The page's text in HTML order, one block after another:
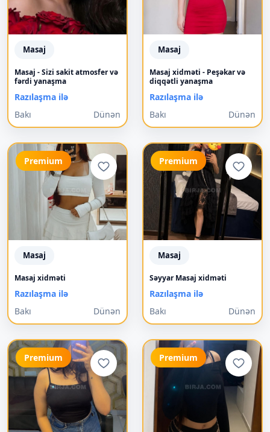
Masaj
Masaj - Sizi sakit atmosfer və
fərdi yanaşma
Razılaşma ilə
Bakı
Dünən
Masaj
Masaj xidməti - Peşəkar və
diqqətli yanaşma
Razılaşma ilə
Bakı
Dünən
Premium
Masaj
Masaj xidməti
Razılaşma ilə
Bakı
Dünən
Premium
Masaj
Səyyar Masaj xidməti
Razılaşma ilə
Bakı
Dünən
Premium Premium